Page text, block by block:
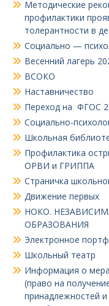
Методические
профилактики
толерантности в
Социально —
Весенний лагерь
ВСОКО
Наставничество
Переход на ФГОС
Социально-
Школьная
Профилактика
ОРВИ и ГРИППА
Страничка
Движение первых
НОКО.
ОБРАЗОВАНИЯ
Электронное
Школьный театр
Информация о
(право на
принадлежностей